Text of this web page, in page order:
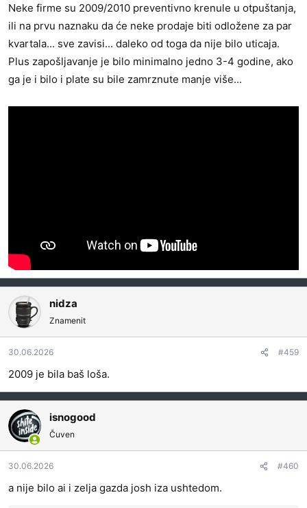
Neke firme su 2009/2010 preventivno krenule u otpuštanja,
ili na prvu naznaku da će neke prodaje biti odložene za par
kvartala... sve zavisi... daleko od toga da nije bilo uticaja.
Plus zapošljavanje je bilo minimalno jedno 3-4 godine, ako
ga je i bilo i plate su bile zamrznute manje više...
nidza
Znamenit
30.06.2026 #459
2009 je bila baš loša.
isnogood
Čuven
30.06.2026 #460
a nije bilo ai i zelja gazda josh iza ushtedom.